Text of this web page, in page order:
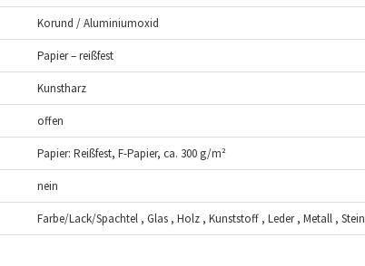
Korund / Aluminiumoxid
Papier – reißfest
Kunstharz
offen
Papier: Reißfest, F-Papier, ca. 300 g/m²
nein
Farbe/Lack/Spachtel , Glas , Holz , Kunststoff , Leder , Metall , Stein